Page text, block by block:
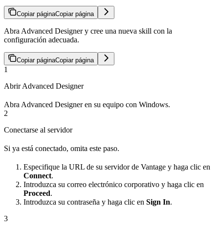
Copiar páginaCopiar página
Abra Advanced Designer y cree una nueva skill con la
configuración adecuada.
Copiar páginaCopiar página
1
Abrir Advanced Designer
Abra Advanced Designer en su equipo con Windows.
2
Conectarse al servidor
Si ya está conectado, omita este paso.
Especifique la URL de su servidor de Vantage y haga clic en
Connect.
Introduzca su correo electrónico corporativo y haga clic en
Proceed.
Introduzca su contraseña y haga clic en Sign In.
3